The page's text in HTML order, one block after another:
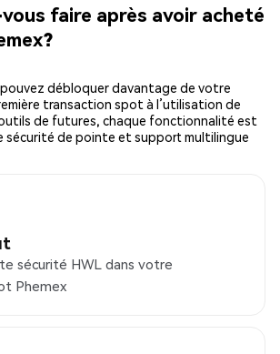
faire après avoir acheté
pouvez débloquer davantage de votre
transaction spot à l’utilisation de
de futures, chaque fonctionnalité est
sécurité de pointe et support multilingue
sécurité HWL dans votre
Phemex